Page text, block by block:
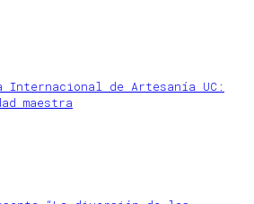
Internacional de Artesanía UC:
maestra